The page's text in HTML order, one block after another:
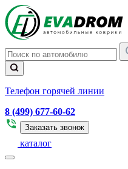
Телефон горячей линии
8 (499) 677-60-62
Заказать звонок
каталог